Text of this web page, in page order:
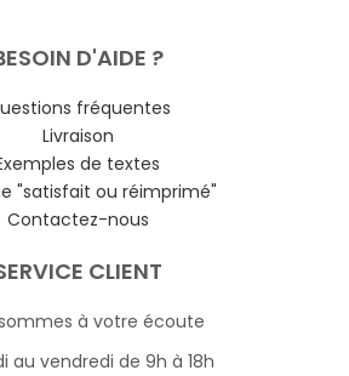
D'AIDE ?
fréquentes
Livraison
de textes
"satisfait ou réimprimé"
Contactez-nous
CLIENT
à votre écoute
au vendredi de 9h à 18h